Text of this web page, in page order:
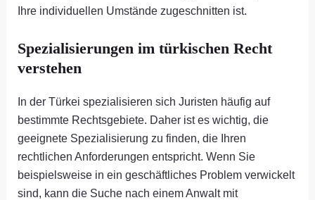
Ihre individuellen Umstände zugeschnitten ist.
Spezialisierungen im türkischen Recht
verstehen
In der Türkei spezialisieren sich Juristen häufig auf
bestimmte Rechtsgebiete. Daher ist es wichtig, die
geeignete Spezialisierung zu finden, die Ihren
rechtlichen Anforderungen entspricht. Wenn Sie
beispielsweise in ein geschäftliches Problem verwickelt
sind, kann die Suche nach einem Anwalt mit